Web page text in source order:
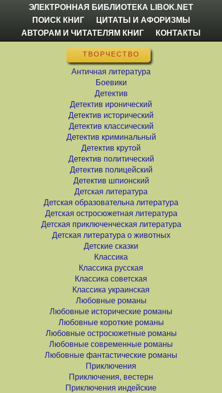
ЭЛЕКТРОННАЯ БИБЛИОТЕКА LIBOK.NET
ПОИСК КНИГ
ЦИТАТЫ И АФОРИЗМЫ
АВТОРАМ И ЧИТАТЕЛЯМ КНИГ
КОНТАКТЫ
ТВОРЧЕСТВО
Античная литература
Боевики
Детектив
Детектив иронический
Детектив исторический
Детектив классический
Детектив криминальный
Детектив крутой
Детектив политический
Детектив полицейский
Детектив шпионский
Детская литература
Детская образовательна литература
Детская остросюжетная литература
Детская приключенческая литература
Детская литература о животных
Детские сказки
Классика
Классика русская
Классика советская
Классика украинская
Любовные романы
Любовные исторические романы
Любовные короткие романы
Любовные остросюжетные романы
Любовные современные романы
Любовные фантастические романы
Приключения
Приключения, вестерн
Приключения индейские